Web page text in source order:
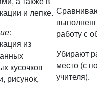
и лепке.
:
из
кусочков
рисунок,
работу с
Убирают
место (с
учителя).